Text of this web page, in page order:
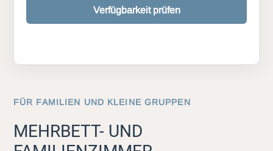
Verfügbarkeit prüfen
FÜR FAMILIEN UND KLEINE GRUPPEN
MEHRBETT- UND